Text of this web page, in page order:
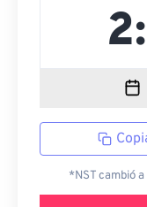
*NST cambió